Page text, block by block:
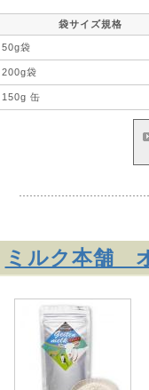
袋サイズ規格
50g袋
200g袋
150g 缶
ミルク本舗